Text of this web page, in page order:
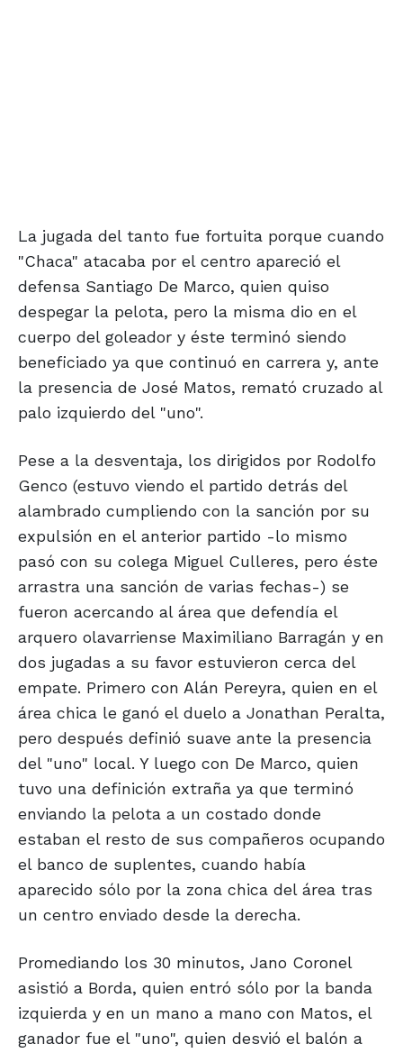
La jugada del tanto fue fortuita porque cuando
"Chaca" atacaba por el centro apareció el
defensa Santiago De Marco, quien quiso
despegar la pelota, pero la misma dio en el
cuerpo del goleador y éste terminó siendo
beneficiado ya que continuó en carrera y, ante
la presencia de José Matos, remató cruzado al
palo izquierdo del "uno".
Pese a la desventaja, los dirigidos por Rodolfo
Genco (estuvo viendo el partido detrás del
alambrado cumpliendo con la sanción por su
expulsión en el anterior partido -lo mismo
pasó con su colega Miguel Culleres, pero éste
arrastra una sanción de varias fechas-) se
fueron acercando al área que defendía el
arquero olavarriense Maximiliano Barragán y en
dos jugadas a su favor estuvieron cerca del
empate. Primero con Alán Pereyra, quien en el
área chica le ganó el duelo a Jonathan Peralta,
pero después definió suave ante la presencia
del "uno" local. Y luego con De Marco, quien
tuvo una definición extraña ya que terminó
enviando la pelota a un costado donde
estaban el resto de sus compañeros ocupando
el banco de suplentes, cuando había
aparecido sólo por la zona chica del área tras
un centro enviado desde la derecha.
Promediando los 30 minutos, Jano Coronel
asistió a Borda, quien entró sólo por la banda
izquierda y en un mano a mano con Matos, el
ganador fue el "uno", quien desvió el balón a